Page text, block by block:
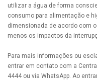
utilizar a água de forma
consumo para alimentação e
dimensionada de acordo com
menos os impactos da
Para mais informações ou
entrar em contato com a
4444 ou via WhatsApp. Ao